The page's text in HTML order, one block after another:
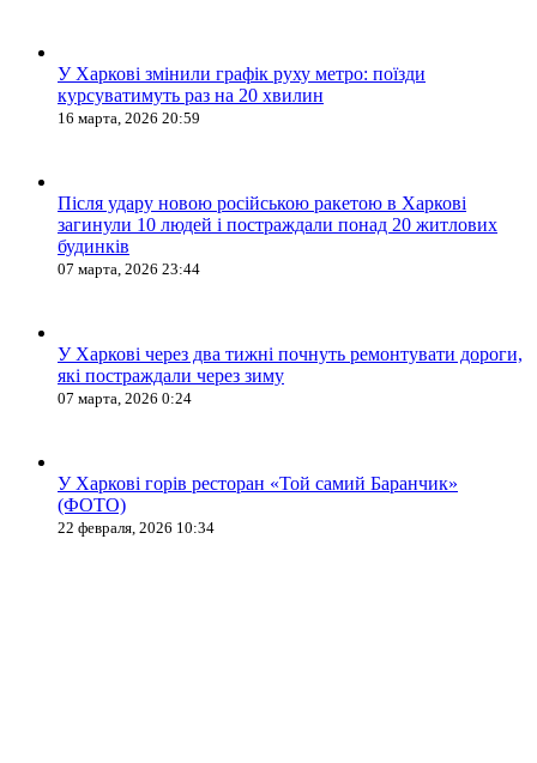
У Харкові змінили графік руху метро: поїзди
курсуватимуть раз на 20 хвилин
16 марта, 2026 20:59
Після удару новою російською ракетою в Харкові
загинули 10 людей і постраждали понад 20 житлових
будинків
07 марта, 2026 23:44
У Харкові через два тижні почнуть ремонтувати дороги,
які постраждали через зиму
07 марта, 2026 0:24
У Харкові горів ресторан «Той самий Баранчик»
(ФОТО)
22 февраля, 2026 10:34